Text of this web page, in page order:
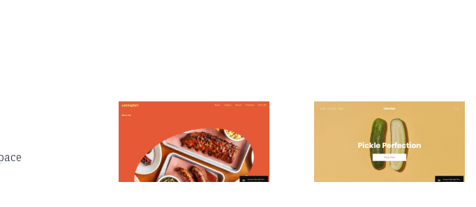
Lexington
$192+
3 catégories
$192+